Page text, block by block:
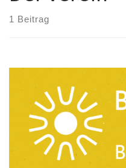
1 Beitrag